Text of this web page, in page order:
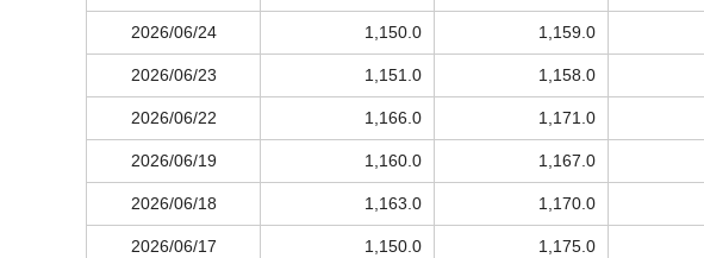
2026/06/24 1,150.0 1,159.0
2026/06/23 1,151.0 1,158.0
2026/06/22 1,166.0 1,171.0
2026/06/19 1,160.0 1,167.0
2026/06/18 1,163.0 1,170.0
2026/06/17 1,150.0 1,175.0